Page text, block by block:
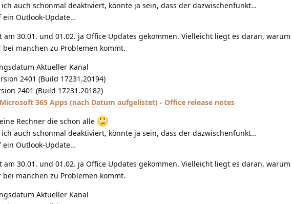
auch schonmal deaktiviert, könnte ja sein, dass der dazwischenfunkt…
Outlook-Update…
am 30.01. und 01.02. ja Office Updates gekommen. Vielleicht liegt es daran, warum
manchen zu Problemen kommt.
Aktueller Kanal
2401 (Build 17231.20194)
2401 (Build 17231.20182)
365 Apps (nach Datum aufgelistet) - Office release notes
Rechner die schon alle
auch schonmal deaktiviert, könnte ja sein, dass der dazwischenfunkt…
Outlook-Update…
am 30.01. und 01.02. ja Office Updates gekommen. Vielleicht liegt es daran, warum
manchen zu Problemen kommt.
Aktueller Kanal